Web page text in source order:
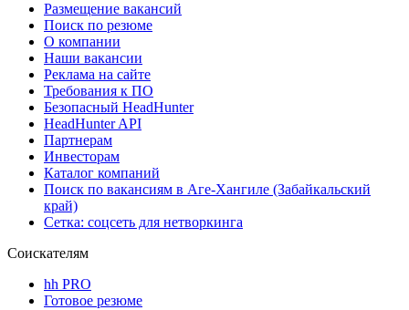
Размещение вакансий
Поиск по резюме
О компании
Наши вакансии
Реклама на сайте
Требования к ПО
Безопасный HeadHunter
HeadHunter API
Партнерам
Инвесторам
Каталог компаний
Поиск по вакансиям в Аге-Хангиле (Забайкальский
край)
Сетка: соцсеть для нетворкинга
Соискателям
hh PRO
Готовое резюме